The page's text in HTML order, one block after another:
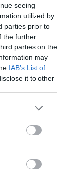
seeing
utilized by
parties prior to
the further
parties on the
may
IAB’s List of
it to other
οι μεγάλες
καλύτερά του
της
ΕΠΌΜΕΝΟ ΆΡΘΡΟ:
ΕΠΌΜΕΝΟ
και μάθε